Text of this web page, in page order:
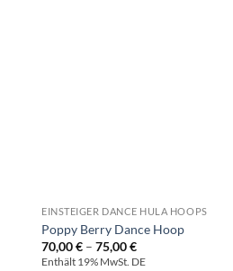
EINSTEIGER DANCE HULA HOOPS
Poppy Berry Dance Hoop
70,00€ –75,00€Preisspanne:
70,00 €
Enthält 19% MwSt. DE